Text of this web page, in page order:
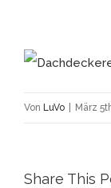
Von LuVo März
Share This